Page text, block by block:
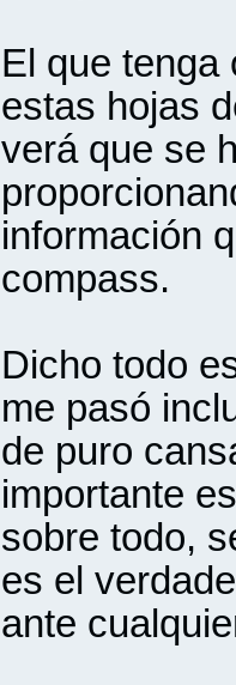
El que tenga
estas hojas
verá que se
información
compass.
Dicho todo
me pasó
de puro
importante
sobre todo,
es el
ante